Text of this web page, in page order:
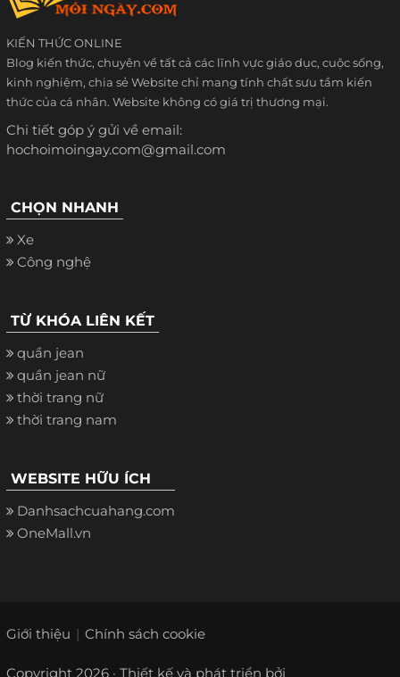
KIẾN THỨC ONLINE
Blog kiến thức, chuyên về tất cả các lĩnh vực giáo dục, cuộc sống,
kinh nghiệm, chia sẻ Website chỉ mang tính chất sưu tầm kiến
thức của cá nhân. Website không có giá trị thương mại.
Chi tiết góp ý gửi về email:
hochoimoingay.com@gmail.com
CHỌN NHANH
Xe
Công nghệ
TỪ KHÓA LIÊN KẾT
quần jean
quần jean nữ
thời trang nữ
thời trang nam
WEBSITE HỮU ÍCH
Danhsachcuahang.com
OneMall.vn
Giới thiệu Chính sách cookie
Copyright 2026 · Thiết kế và phát triển bởi